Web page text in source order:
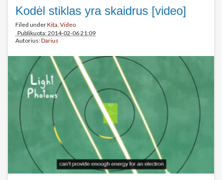
Kodėl stiklas yra skaidrus [video]
Filed underKita Video
Publikuota: 2014-02-06 21:09
Autorius:Darius